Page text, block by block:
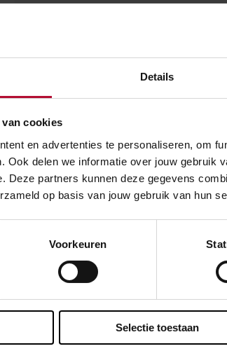
Details
cookies
en advertenties te personaliseren, om
Ook delen we informatie over jouw gebruik
Deze partners kunnen deze gegevens
op basis van jouw gebruik van hun
Voorkeuren
Selectie toestaan